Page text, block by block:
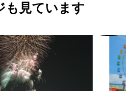
も見ています